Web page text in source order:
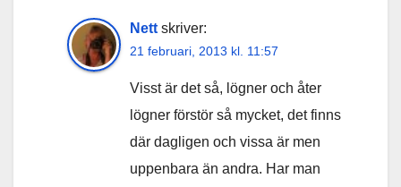
Nett skriver:
21 februari, 2013 kl. 11:57
Visst är det så, lögner och åter
lögner förstör så mycket, det finns
där dagligen och vissa är men
uppenbara än andra. Har man